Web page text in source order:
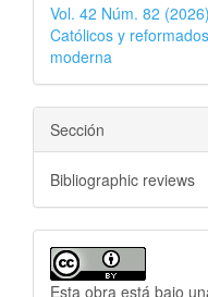
Vol. 42 Núm. 82
Católicos y
moderna
Sección
Bibliographic reviews
Esta obra está bajo